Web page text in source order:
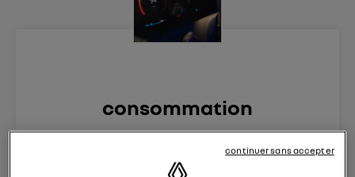
consommation
12:51
Véhicules
continuer sans accepter